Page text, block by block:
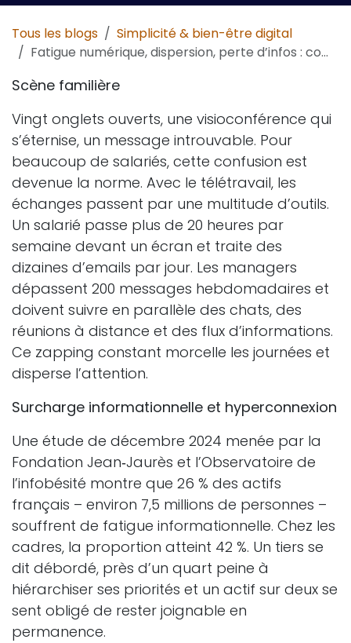
Tous les blogs
Simplicité & bien-être digital
Fatigue numérique, dispersion, perte d’infos : comment retrouver de la clarté ?
Scène familière
Vingt onglets ouverts, une visioconférence qui
s’éternise, un message introuvable. Pour
beaucoup de salariés, cette confusion est
devenue la norme. Avec le télétravail, les
échanges passent par une multitude d’outils.
Un salarié passe plus de 20 heures par
semaine devant un écran et traite des
dizaines d’emails par jour. Les managers
dépassent 200 messages hebdomadaires et
doivent suivre en parallèle des chats, des
réunions à distance et des flux d’informations.
Ce zapping constant morcelle les journées et
disperse l’attention.
Surcharge informationnelle et hyperconnexion
Une étude de décembre 2024 menée par la
Fondation Jean‑Jaurès et l’Observatoire de
l’infobésité montre que 26 % des actifs
français – environ 7,5 millions de personnes –
souffrent de fatigue informationnelle. Chez les
cadres, la proportion atteint 42 %. Un tiers se
dit débordé, près d’un quart peine à
hiérarchiser ses priorités et un actif sur deux se
sent obligé de rester joignable en
permanence.